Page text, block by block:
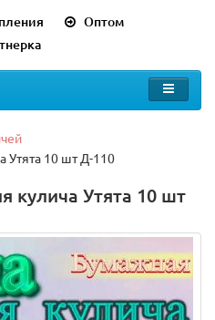
Оптом
Утята 10 шт Д-110
кулича Утята 10 шт